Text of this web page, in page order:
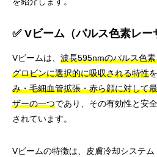
✅ Vビーム（パルス色素レー
Vビームは、 波長595nmのパルス色
グロビンに選択的に吸収される特性
み・毛細血管拡張・赤ら顔に対して
ザーの一つであり、その有効性と安
されています。
Vビームの特徴は、皮膚冷却システ